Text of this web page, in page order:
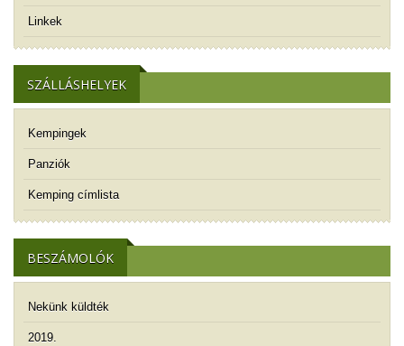
Linkek
SZÁLLÁSHELYEK
Kempingek
Panziók
Kemping címlista
BESZÁMOLÓK
Nekünk küldték
2019.